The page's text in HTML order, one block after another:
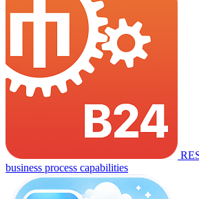
business process capabilities